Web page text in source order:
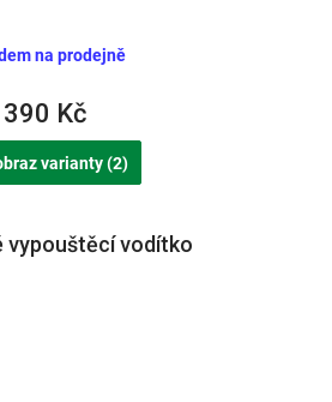
na prodejně
390 Kč
varianty (2)
vypouštěcí vodítko